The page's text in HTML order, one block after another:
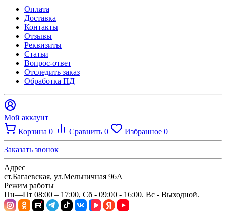
Оплата
Доставка
Контакты
Отзывы
Реквизиты
Статьи
Вопрос-ответ
Отследить заказ
Обработка ПД
Мой аккаунт
Корзина 0 Сравнить 0 Избранное 0
Заказать звонок
Адрес
ст.Багаевская, ул.Мельничная 96А
Режим работы
Пн—Пт 08:00 – 17:00, Сб - 09:00 - 16:00. Вс - Выходной.